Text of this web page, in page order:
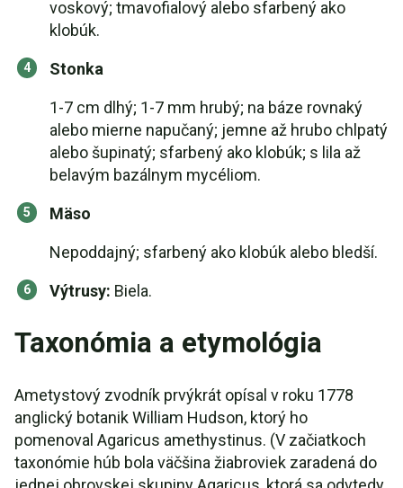
voskový; tmavofialový alebo sfarbený ako
klobúk.
Stonka
1-7 cm dlhý; 1-7 mm hrubý; na báze rovnaký
alebo mierne napučaný; jemne až hrubo chlpatý
alebo šupinatý; sfarbený ako klobúk; s lila až
belavým bazálnym mycéliom.
Mäso
Nepoddajný; sfarbený ako klobúk alebo bledší.
Výtrusy: Biela.
Taxonómia a etymológia
Ametystový zvodník prvýkrát opísal v roku 1778
anglický botanik William Hudson, ktorý ho
pomenoval Agaricus amethystinus. (V začiatkoch
taxonómie húb bola väčšina žiabroviek zaradená do